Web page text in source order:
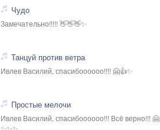
Чудо
Замечательно!!!!! 👋👋👋✨
Танцуй против ветра
Ивлев Василий, спасибоооооо!!!! 🤗👍✨
Простые мелочи
Ивлев Василий, спасибоооооо!!! Всё верно!!! 🤗
✨✨✨